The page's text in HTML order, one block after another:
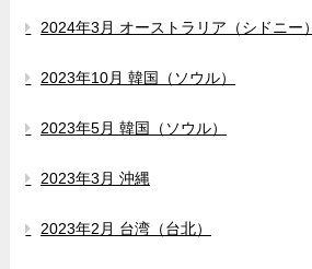
2024年3月 オーストラリア（シドニー）
2023年10月 韓国（ソウル）
2023年5月 韓国（ソウル）
2023年3月 沖縄
2023年2月 台湾（台北）